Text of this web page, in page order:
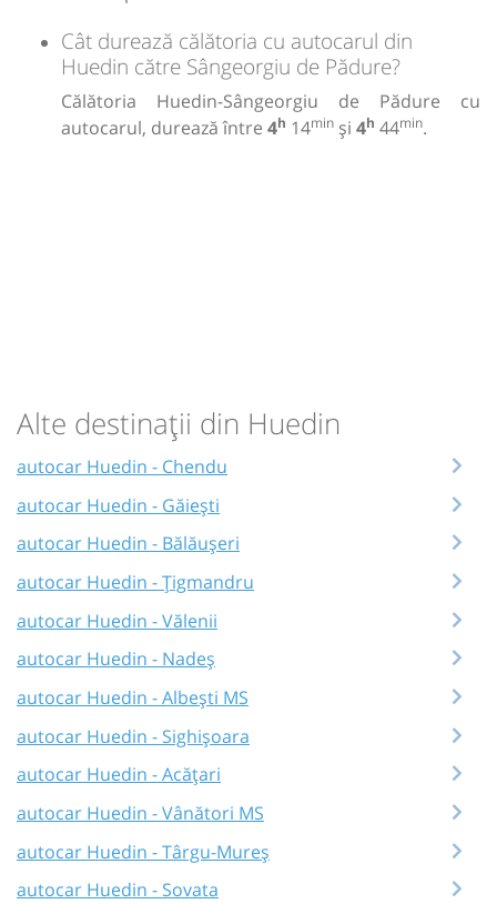
Cât durează călătoria cu autocarul din
Huedin către Sângeorgiu de Pădure?
Călătoria Huedin-Sângeorgiu de Pădure cu
autocarul, durează între 4h 14min și 4h 44min.
Alte destinații din Huedin
autocar Huedin - Chendu
autocar Huedin - Găieşti
autocar Huedin - Bălăușeri
autocar Huedin - Țigmandru
autocar Huedin - Vălenii
autocar Huedin - Nadeș
autocar Huedin - Albești MS
autocar Huedin - Sighișoara
autocar Huedin - Acățari
autocar Huedin - Vânători MS
autocar Huedin - Târgu-Mureș
autocar Huedin - Sovata